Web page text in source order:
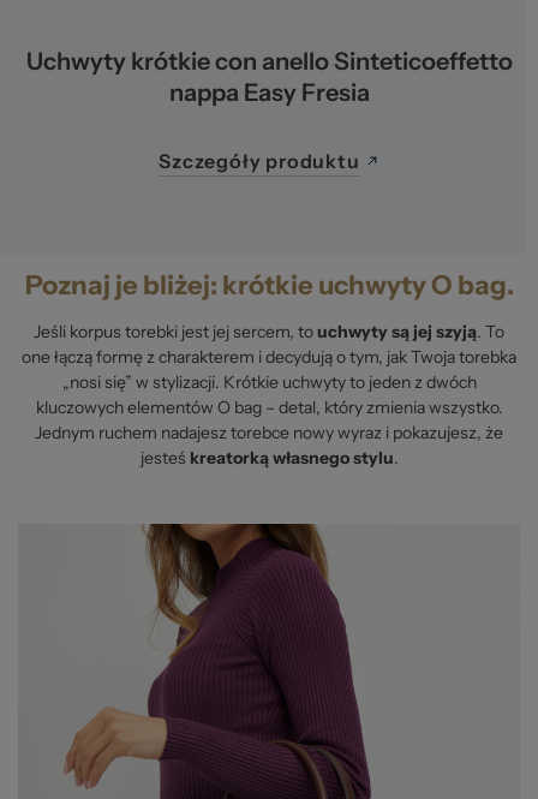
Poznaj je bliżej: krótkie uchwyty O bag.
Jeśli korpus torebki jest jej sercem, touchwyty są jej szyją. To
one łączą formę z charakterem i decydują o tym, jak Twoja torebka
„nosi się” w stylizacji. Krótkie uchwyty to jeden z dwóch
kluczowych elementów O bag – detal, który zmienia wszystko.
Jednym ruchem nadajesz torebce nowy wyraz i pokazujesz, że
jesteś kreatorką własnego stylu.
Uchwyty krótkie con anello Sinteticoeffetto
nappa Easy Fresia
Szczegóły produktu